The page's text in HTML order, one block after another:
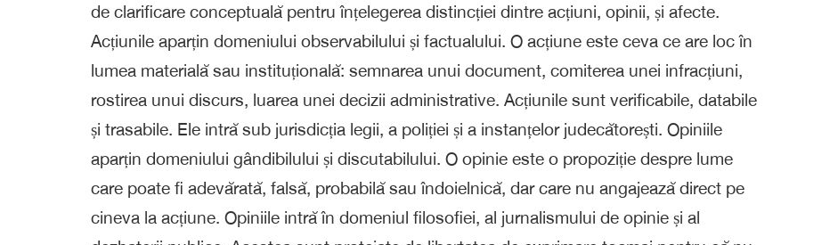
de clarificare conceptuală pentru înțelegerea distincției dintre acțiuni, opinii, și afecte.
Acțiunile aparțin domeniului observabilului și factualului. O acțiune este ceva ce are loc în
lumea materială sau instituțională: semnarea unui document, comiterea unei infracțiuni,
rostirea unui discurs, luarea unei decizii administrative. Acțiunile sunt verificabile, databile
și trasabile. Ele intră sub jurisdicția legii, a poliției și a instanțelor judecătorești. Opiniile
aparțin domeniului gândibilului și discutabilului. O opinie este o propoziție despre lume
care poate fi adevărată, falsă, probabilă sau îndoielnică, dar care nu angajează direct pe
cineva la acțiune. Opiniile intră în domeniul filosofiei, al jurnalismului de opinie și al